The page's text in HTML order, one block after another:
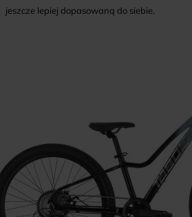
jeszcze lepiej dopasowaną do siebie.